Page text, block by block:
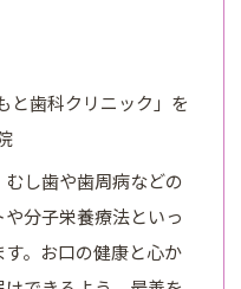
と歯科クリニック」を
し歯や歯周病などの
分子栄養療法といっ
。お口の健康と心か